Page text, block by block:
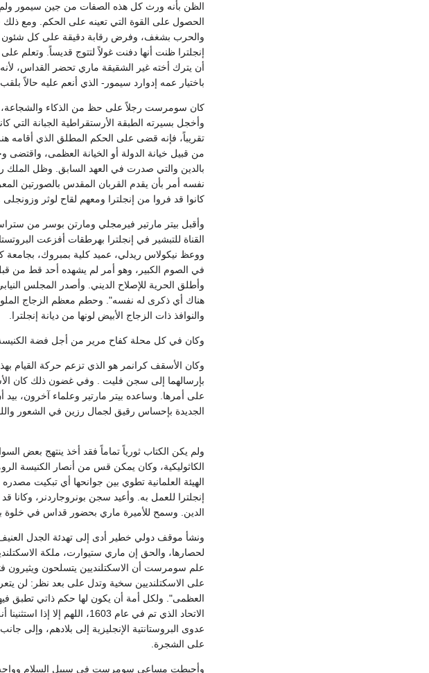
الظن بأنه ورث كل هذه الصفات من جين سيمور ولم
الحصول على القوة التي تعينه على الحكم. ومع ذلك
والحرب بشغف، وفرض رقابة دقيقة على كل شئون
إنجلترا ظنت أنها دفنت غولاً لتتوج قديساً. وتعلم
أن يترك أخته غير الشقيقة ماري تحضر القداس،
باختيار عمه إدوارد سيمور- الذي أنعم عليه حالاً
كان سومرست رجلاً على حظ من الذكاء والشجاعة،
وأخجل بسيرته الطبقة الأرستقراطية الجبانة
تقريباً، فإنه قضى على الحكم المطلق الذي أقامه
من قبيل خيانة الدولة أو الخيانة العظمى، واقتضى
بالدين والتي صدرت في العهد السابق. وظل الملك
نفسه أمر بأن يقدم القربان المقدس بالصورتين
كانوا قد فروا من إنجلترا ومعهم لقاح لوثر
وأقبل بيتر مارتير فيرمجلي ومارتن بوسر من
القناة للتبشير في إنجلترا بهرطقات أفزعت
ووعظ نيكولاس ريدلي، عميد كلية بمبروك، بجامعة
هناك أي ذكرى له نفسه". وحطم معظم الزجاج
والنوافذ ذات الزجاج الأبيض لونها من ديانة إنجلترا.
وكان في كل محلة كفاح مرير من أجل فضة الكنيسة وذهبها، واستولت الحكومة عام 1551 على
وكان الأسقف كرانمر هو الذي تزعم حركة القيام
بإرسالهما إلى سجن فليت . وفي غضون ذلك كان
الجديدة بإحساس رقيق لجمال رزين في الشعور
ولم يكن الكتاب ثورياً تماماً فقد أخذ ينتهج بعض
الكاثوليكية، وكان يمكن قس من أنصار الكنيسة
الهيئة العلمانية تطوي بين جوانحها أي تبكيت
الدين. وسمح للأميرة ماري بحضور قداس في خلوة
ونشأ موقف دولي خطير أدى إلى تهدئة الجدل
لحصارها، والحق إن ماري ستيوارت، ملكة
على الاسكتلنديين سخية وتدل على بعد نظر: لن
العظمى". ولكل أمة أن يكون لها حكم ذاتي تطبق فيها
الاتحاد الذي تم في عام
عدوى البروستانتية الإنجليزية إلى بلادهم، وإلى
على الشجرة.
وأحبطت مساعي سومرست في سبيل السلام وواجه